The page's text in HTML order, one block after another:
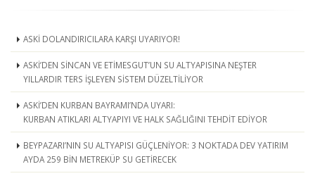
ASKİ DOLANDIRICILARA KARŞI UYARIYOR!
ASKİ’DEN SİNCAN VE ETİMESGUT’UN SU ALTYAPISINA NEŞTER
YILLARDIR TERS İŞLEYEN SİSTEM DÜZELTİLİYOR
ASKİ’DEN KURBAN BAYRAMI’NDA UYARI:
KURBAN ATIKLARI ALTYAPIYI VE HALK SAĞLIĞINI TEHDİT EDİYOR
BEYPAZARI’NIN SU ALTYAPISI GÜÇLENİYOR: 3 NOKTADA DEV YATIRIM
AYDA 259 BİN METREKÜP SU GETİRECEK